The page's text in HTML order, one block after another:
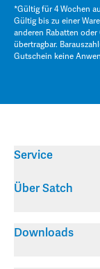
*Gültig für 4 Wochen
Gültig bis zu einer
anderen Rabatten
übertragbar.
Gutschein keine
Service
Über Satch
Downloads